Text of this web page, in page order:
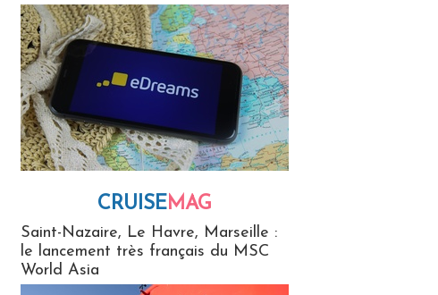
CRUISEMAG
Saint-Nazaire, Le Havre, Marseille :
le lancement très français du MSC
World Asia